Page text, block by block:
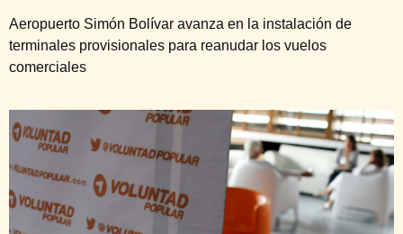
Aeropuerto Simón Bolívar avanza en la instalación de
terminales provisionales para reanudar los vuelos
comerciales